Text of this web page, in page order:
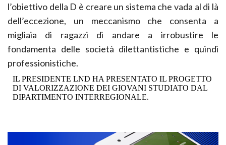
l’obiettivo della D è creare un sistema che vada al di là
dell’eccezione, un meccanismo che consenta a
migliaia di ragazzi di andare a irrobustire le
fondamenta delle società dilettantistiche e quindi
professionistiche.
IL PRESIDENTE LND HA PRESENTATO IL PROGETTO
DI VALORIZZAZIONE DEI GIOVANI STUDIATO DAL
DIPARTIMENTO INTERREGIONALE.